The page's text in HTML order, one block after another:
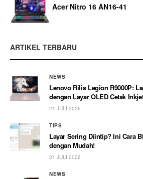
Acer Nitro 16 AN16-41
ARTIKEL TERBARU
NEWS
Lenovo Rilis Legion R9000P:
dengan Layar OLED Cetak
21 JULI 2026
TIPS
Layar Sering Diintip? Ini Cara
dengan Mudah!
21 JULI 2026
NEWS